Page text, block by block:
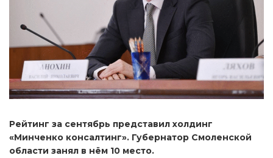
Рейтинг за сентябрь представил холдинг
«Минченко консалтинг». Губернатор Смоленской
области занял в нём 10 место.